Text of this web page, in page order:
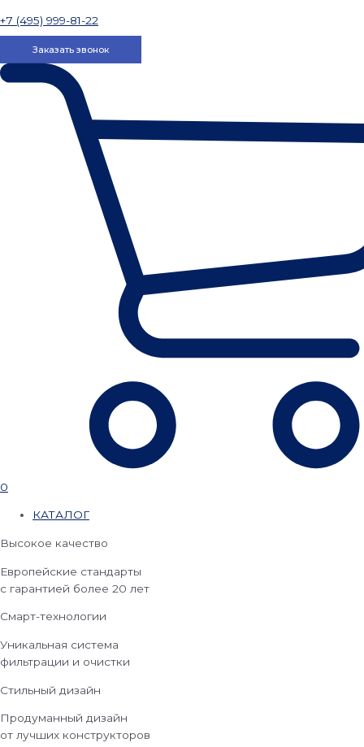
+7 (495) 999-81-22
Заказать звонок
0
КАТАЛОГ
Высокое качество
Европейские стандарты
с гарантией более 20 лет
Смарт-технологии
Уникальная система
фильтрации и очистки
Стильный дизайн
Продуманный дизайн
от лучших конструкторов